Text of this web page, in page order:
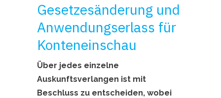
Gesetzesänderung und
Anwendungserlass für
Konteneinschau
Über jedes einzelne
Auskunftsverlangen ist mit
Beschluss zu entscheiden, wobei